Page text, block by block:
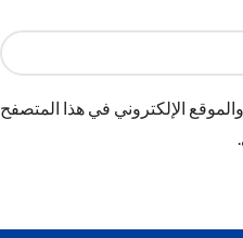
الإلكتروني في هذا المتصفح